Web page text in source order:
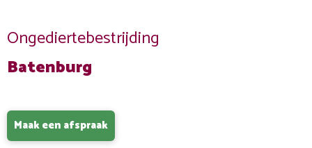
Ongediertebestrijding
Batenburg
Maak een afspraak